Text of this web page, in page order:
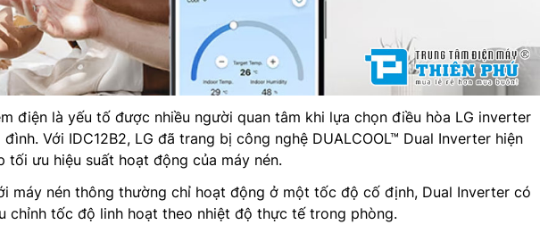
điện là yếu tố được nhiều người quan tâm khi lựa chọn điều hòa LG inverter
Với IDC12B2, LG đã trang bị công nghệ DUALCOOL™ Dual Inverter hiện
tối ưu hiệu suất hoạt động của máy nén.
máy nén thông thường chỉ hoạt động ở một tốc độ cố định, Dual Inverter có
chỉnh tốc độ linh hoạt theo nhiệt độ thực tế trong phòng.